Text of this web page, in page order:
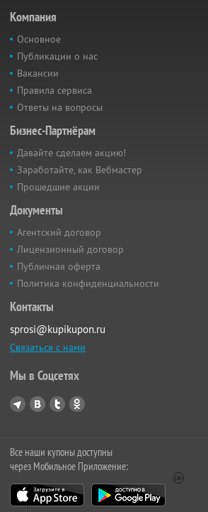
Компания
Основное
Публикации о нас
Вакансии
Правила сервиса
Ответы на вопросы
Бизнес-Партнёрам
Давайте сделаем акцию!
Заработайте, как Вебмастер
Прошедшие акции
Документы
Агентский договор
Лицензионный договор
Публичная оферта
Политика конфиденциальности
Контакты
sprosi@kupikupon.ru
Связаться с нами
Мы в Соцсетях
Все наши купоны доступны
через Мобильное Приложение: